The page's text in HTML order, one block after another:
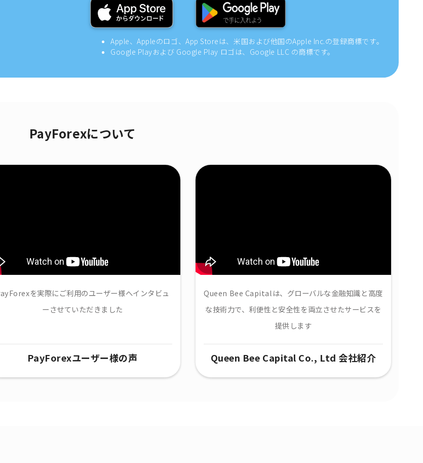
Apple、Appleのロゴ、App Storeは、米国および他国のApple Inc.の登録商標です。
Google Playおよび Google Play ロゴは、Google LLC の商標です。
PayForexについて
を実際にご利用のユーザー様へインタビュ
ーさせていただきました
PayForexユーザー様の声​
Queen Bee Capitalは、グローバルな金融知識と高度
な技術力で、​利便性と安全性を両立させたサービスを
提供します
Queen Bee Capital Co., Ltd 会社紹介